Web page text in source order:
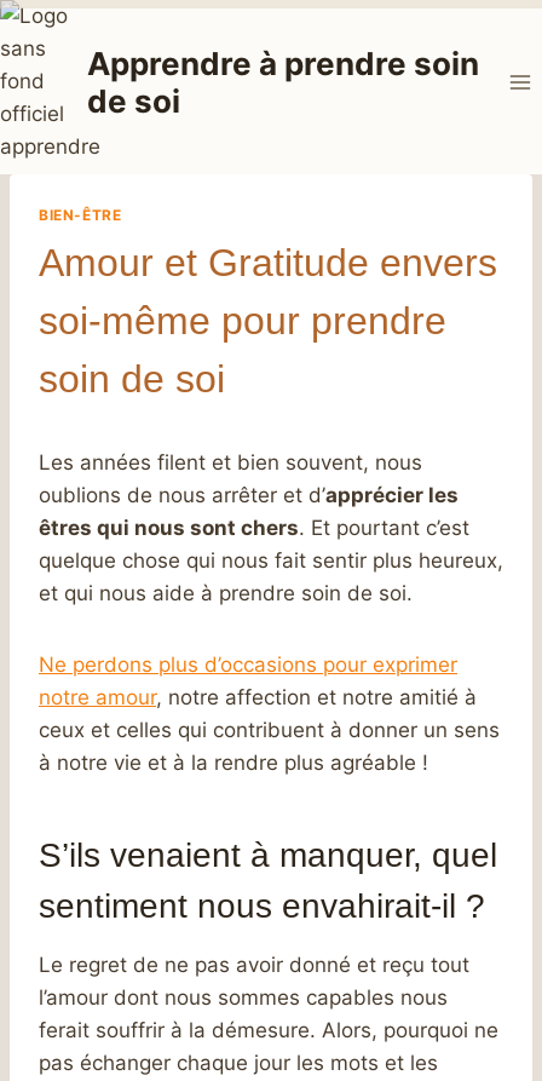
Aller
au
contenu
Apprendre à prendre soin
de soi
BIEN-ÊTRE
Amour et Gratitude envers
soi-même pour prendre
soin de soi
Les années filent et bien souvent, nous
oublions de nous arrêter et d’apprécier les
êtres qui nous sont chers. Et pourtant c’est
quelque chose qui nous fait sentir plus heureux,
et qui nous aide à prendre soin de soi.
Ne perdons plus d’occasions pour exprimer
notre amour, notre affection et notre amitié à
ceux et celles qui contribuent à donner un sens
à notre vie et à la rendre plus agréable !
S’ils venaient à manquer, quel
sentiment nous envahirait-il ?
Le regret de ne pas avoir donné et reçu tout
l’amour dont nous sommes capables nous
ferait souffrir à la démesure. Alors, pourquoi ne
pas échanger chaque jour les mots et les